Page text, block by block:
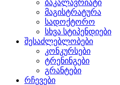
ბაკალავრიატი
მაგისტრატურა
სადოქტორო
სხვა სტიპენდიები
შესაძლებლობები
კონკურსები
ტრენინგები
გრანტები
რჩევები